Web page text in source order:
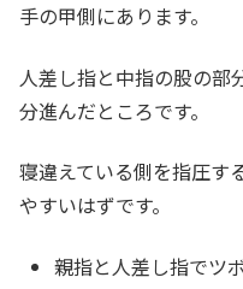
手の甲側にあります。
人差し指と中指の股の部
分進んだところです。
寝違えている側を指圧す
やすいはずです。
親指と人差し指でツ